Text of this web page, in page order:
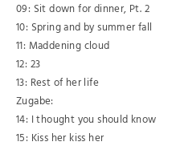
09: Sit down for dinner, Pt. 2
10: Spring and by summer fall
11: Maddening cloud
12: 23
13: Rest of her life
Zugabe:
14: I thought you should know
15: Kiss her kiss her